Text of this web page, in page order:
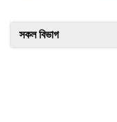
সকল বিভাগ